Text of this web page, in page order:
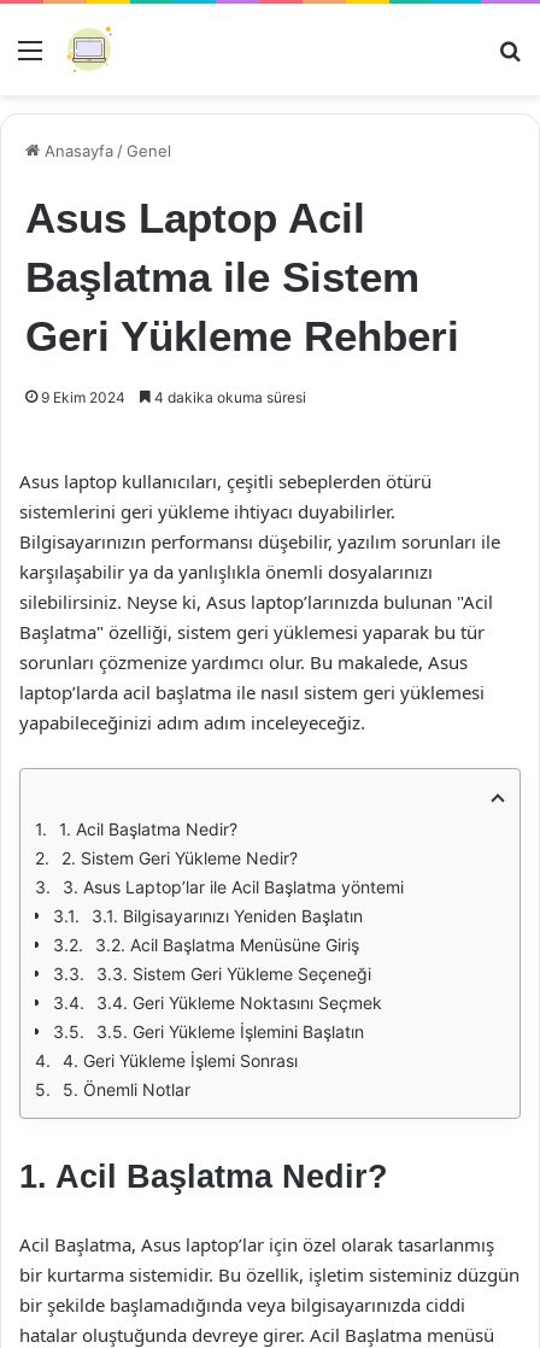
Menü
Anasayfa /Genel
Asus Laptop Acil
Başlatma ile Sistem
Geri Yükleme Rehberi
9 Ekim 2024 4 dakika okuma süresi
Asus laptop kullanıcıları, çeşitli sebeplerden ötürü
sistemlerini geri yükleme ihtiyacı duyabilirler.
Bilgisayarınızın performansı düşebilir, yazılım sorunları ile
karşılaşabilir ya da yanlışlıkla önemli dosyalarınızı
silebilirsiniz. Neyse ki, Asus laptop’larınızda bulunan "Acil
Başlatma" özelliği, sistem geri yüklemesi yaparak bu tür
sorunları çözmenize yardımcı olur. Bu makalede, Asus
laptop’larda acil başlatma ile nasıl sistem geri yüklemesi
yapabileceğinizi adım adım inceleyeceğiz.
1. Acil Başlatma Nedir?
2. Sistem Geri Yükleme Nedir?
3. Asus Laptop’lar ile Acil Başlatma yöntemi
3.1. Bilgisayarınızı Yeniden Başlatın
3.2. Acil Başlatma Menüsüne Giriş
3.3. Sistem Geri Yükleme Seçeneği
3.4. Geri Yükleme Noktasını Seçmek
3.5. Geri Yükleme İşlemini Başlatın
4. Geri Yükleme İşlemi Sonrası
5. Önemli Notlar
1. Acil Başlatma Nedir?
Acil Başlatma, Asus laptop’lar için özel olarak tasarlanmış
bir kurtarma sistemidir. Bu özellik, işletim sisteminiz düzgün
bir şekilde başlamadığında veya bilgisayarınızda ciddi
hatalar oluştuğunda devreye girer. Acil Başlatma menüsü